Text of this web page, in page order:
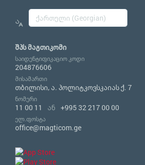
შპს მაგთიკომი
საიდენტიფიკაციო კოდი
204876606
მისამართი
თბილისი, ა. პოლიტკოვსკაიას ქ. 7
ნომერი
11 00 11 ან +995 32 217 00 00
ელ.ფოსტა
office@magticom.ge